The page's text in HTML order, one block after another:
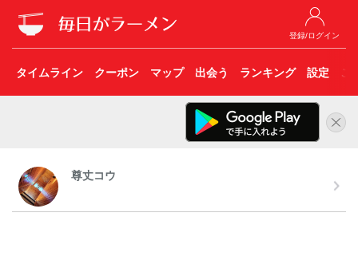
登録/ログイン
タイムライン クーポン マップ 出会う ランキング 設定 こ
尊丈コウ